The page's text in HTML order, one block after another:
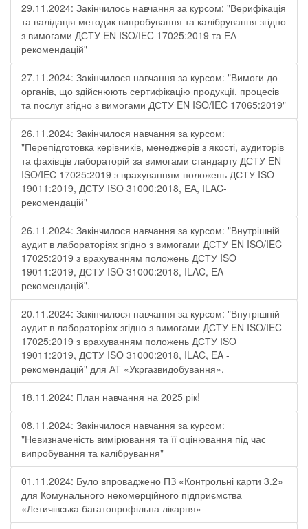
29.11.2024: Закінчилось навчання за курсом: "Верифікація
та валідація методик випробування та калібрування згідно
з вимогами ДСТУ EN ISO/IEC 17025:2019 та ЕА-
рекомендацій"
27.11.2024: Закінчилося навчання за курсом: "Вимоги до
органів, що здійснюють сертифікацію продукції, процесів
та послуг згідно з вимогами ДСТУ EN ISO/IEC 17065:2019"
26.11.2024: Закінчилося навчання за курсом:
"Перепідготовка керівників, менеджерів з якості, аудиторів
та фахівців лабораторій за вимогами стандарту ДСТУ EN
ISO/IEC 17025:2019 з врахуванням положень ДСТУ ISO
19011:2019, ДСТУ ISO 31000:2018, ЕА, ILAC-
рекомендацій"
26.11.2024: Закінчилося навчання за курсом: "Внутрішній
аудит в лабораторіях згідно з вимогами ДСТУ EN ISO/IEC
17025:2019 з врахуванням положень ДСТУ ISO
19011:2019, ДСТУ ISO 31000:2018, ILAC, EA -
рекомендацій".
20.11.2024: Закінчилося навчання за курсом: "Внутрішній
аудит в лабораторіях згідно з вимогами ДСТУ EN ISO/IEC
17025:2019 з врахуванням положень ДСТУ ISO
19011:2019, ДСТУ ISO 31000:2018, ILAC, EA -
рекомендацій" для АТ «Укргазвидобування».
18.11.2024: План навчання на 2025 рік!
08.11.2024: Закінчилося навчання за курсом:
"Невизначеність вимірювання та її оцінювання під час
випробування та калібрування"
01.11.2024: Було впроваджено ПЗ «Контрольні карти 3.2»
для Комунального некомерційного підприємства
«Летичівська багатопрофільна лікарня»